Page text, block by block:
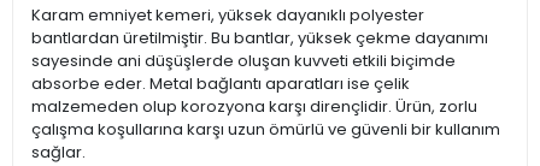
Karam emniyet kemeri, yüksek dayanıklı polyester
bantlardan üretilmiştir. Bu bantlar, yüksek çekme dayanımı
sayesinde ani düşüşlerde oluşan kuvveti etkili biçimde
absorbe eder. Metal bağlantı aparatları ise çelik
malzemeden olup korozyona karşı dirençlidir. Ürün, zorlu
çalışma koşullarına karşı uzun ömürlü ve güvenli bir kullanım
sağlar.